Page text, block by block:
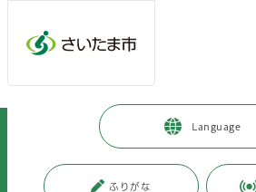
Language
ふりがな
暮らし・手続き > 安全・防災
放射線物質・東日本大震災関連
放射性物質
さいたま市産農産物の放射性物質による影響調